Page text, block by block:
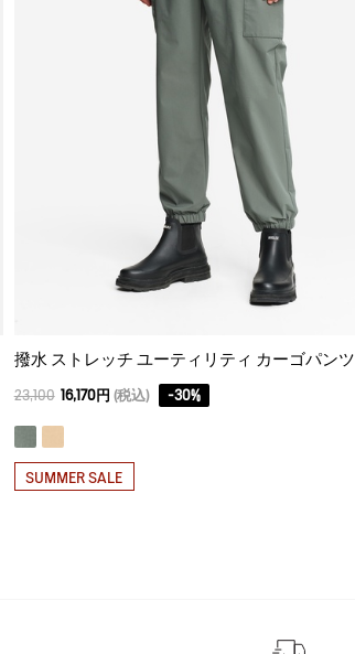
撥水 ストレッチ ユーティリティ カーゴパンツ
23,100 16,170円 (税込) -30%
SUMMER SALE